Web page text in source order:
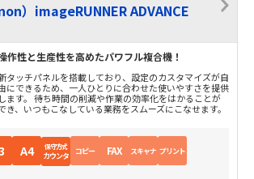
）imageRUNNER ADVANCE
作性と生産性を高めたパワフル複合機！
タッチパネルを搭載しており、設定のカスタマイズが自
にできるため、一人ひとりに合わせた使いやすさを提供
します。 待ち時間の削減や作業の効率化をはかることが
き、いつもこなしている業務をスムーズにこなせます。
A4 保守方式
カウンタ コピー FAX スキャナ プリント